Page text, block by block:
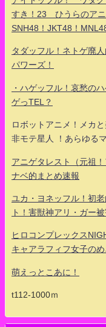
すき！23 ひうらのア
SNH48！JKT48！
タダッフル！ネトゲ廃
パワーズ！
・ハゲッフル！哀愁の
ゲっTEL？
ロボットアニメ！メカ
非モテ星人 ！あらゆる
アニゲタレスト（元祖
ナベ的まとめ速報
ユカ・ヨネッフル！初
ト！害獣神アリ・ガー
ヒロコンプレックス
キャアラフィフ女子の
萌えっとこあに！
t112-1000ｍ